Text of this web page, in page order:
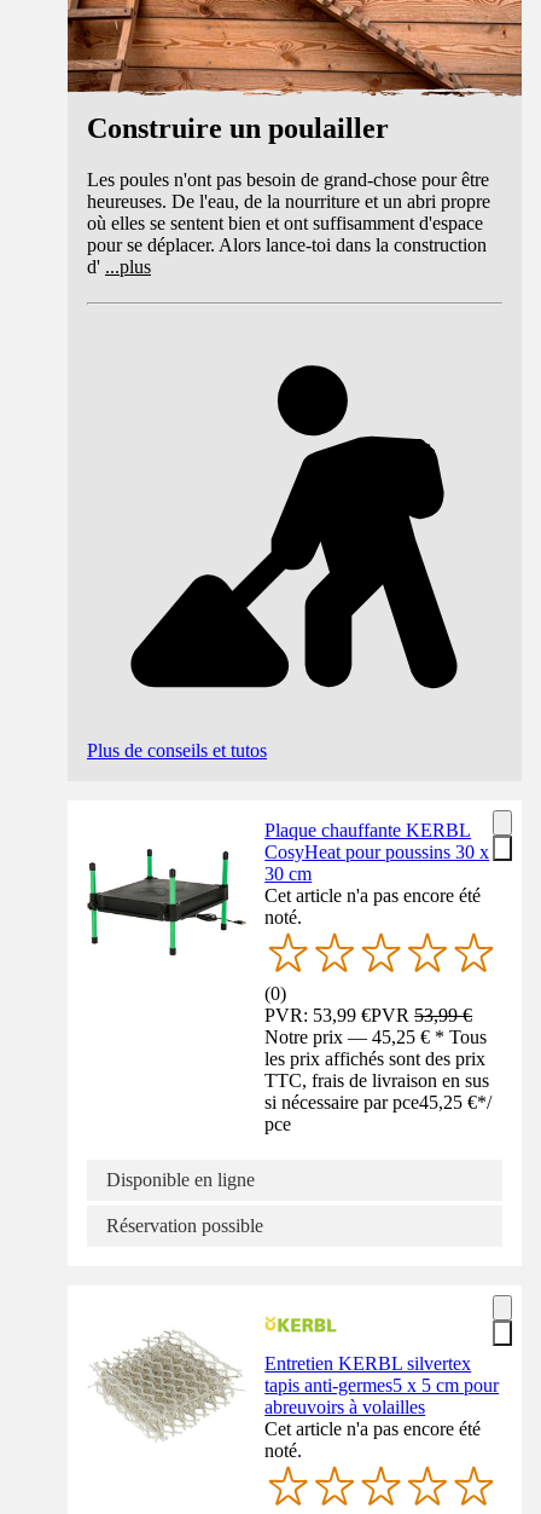
Construire un poulailler
Les poules n'ont pas besoin de grand-chose pour être
heureuses. De l'eau, de la nourriture et un abri propre
où elles se sentent bien et ont suffisamment d'espace
pour se déplacer. Alors lance-toi dans la construction
d' ...plus
Plus de conseils et tutos
Plaque chauffante KERBL
CosyHeat pour poussins 30 x
30 cm
Cet article n'a pas encore été
noté.
(0)
PVR: 53,99 €PVR53,99 €
Notre prix — 45,25 € * Tous
les prix affichés sont des prix
TTC, frais de livraison en sus
si nécessaire par pce45,25 €*/
pce
Disponible en ligne
Réservation possible
Entretien KERBL silvertex
tapis anti-germes5 x 5 cm pour
abreuvoirs à volailles
Cet article n'a pas encore été
noté.